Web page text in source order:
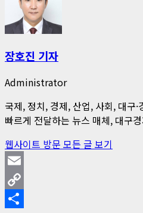
장호진 기자
Administrator
국제, 정치, 경제, 산업, 사회, 대구
빠르게 전달하는 뉴스 매체, 대구
웹사이트 방문 모든 글 보기
Email
Copy